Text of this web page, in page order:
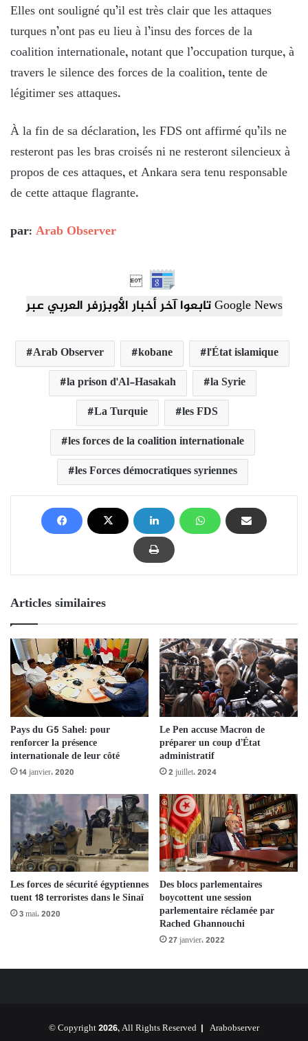
Elles ont souligné qu’il est très clair que les attaques
turques n’ont pas eu lieu à l’insu des forces de la
coalition internationale, notant que l’occupation turque, à
travers le silence des forces de la coalition, tente de
légitimer ses attaques.
À la fin de sa déclaration, les FDS ont affirmé qu’ils ne
resteront pas les bras croisés ni ne resteront silencieux à
propos de ces attaques, et Ankara sera tenu responsable
de cette attaque flagrante.
par: Arab Observer

تابعوا آخر أخبار الأوبزرفر العربي عبر Google News
Arab Observer kobane
l'État islamique
la prison d'Al-Hasakah
la Syrie
La Turquie
les FDS
les forces de la coalition internationale
les Forces démocratiques syriennes
Articles similaires
Pays du G5 Sahel: pour
renforcer la présence
internationale de leur côté
14 janvier، 2020
Le Pen accuse Macron de
préparer un coup d’État
administratif
2 juillet، 2024
Les forces de sécurité égyptiennes
tuent 18 terroristes dans le Sinaï
3 mai، 2020
Des blocs parlementaires
boycottent une session
parlementaire réclamée par
Rached Ghannouchi
27 janvier، 2022
© Copyright 2026, All Rights Reserved | Arabobserver